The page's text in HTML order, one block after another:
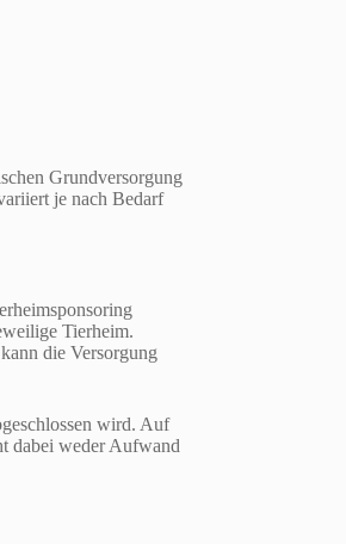
Grundversorgung
je nach Bedarf
Tierheim.
die Versorgung
wird. Auf
dabei weder Aufwand